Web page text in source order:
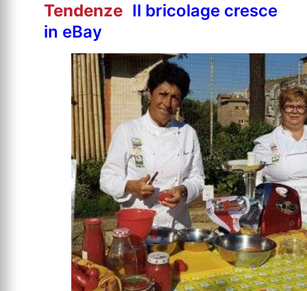
Tendenze Il bricolage cresce
in eBay